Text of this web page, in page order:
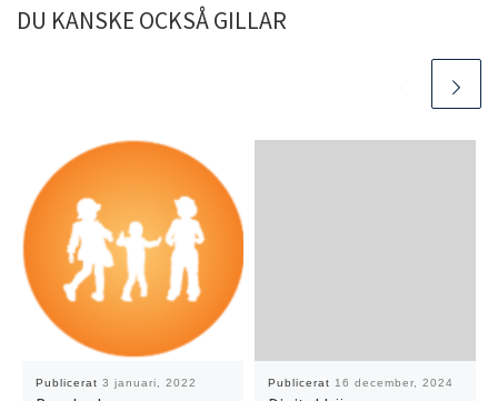
DU KANSKE OCKSÅ GILLAR
Publicerat 3 januari, 2022 Publicerat 16 december, 2024